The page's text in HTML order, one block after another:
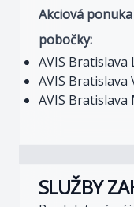
Akciová
pobočky:
AVIS Bratislava
AVIS Bratislava
AVIS Bratislava
SLUŽBY